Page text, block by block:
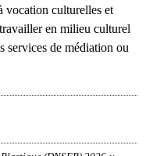
vocation culturelles et
en milieu culturel
services de médiation ou